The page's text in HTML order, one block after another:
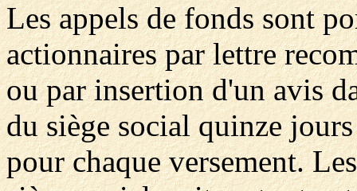
Les appels de fonds sont
actionnaires par lettre
ou par insertion d'un avis
du siège social quinze
pour chaque versement.